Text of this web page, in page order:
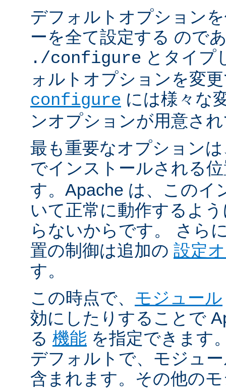
デフォルトオプション
ーを全て設定する ので
./configure とタイプ
ォルトオプションを変
configure には様々な
ンオプションが用意さ
最も重要なオプション
でインストールされる
す。Apache は、このイ
いて正常に動作するよ
らないからです。 さら
置の制御は追加の 設定
す。
この時点で、 モジュール
効にしたりすることで
る 機能 を指定できます
デフォルトで、モジュ
含まれます。その他の